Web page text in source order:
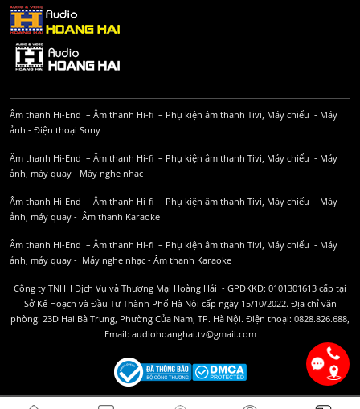
Âm thanh Hi-End – Âm thanh Hi-fi – Phụ kiện âm thanh Tivi, Máy chiếu - Máy
ảnh - Điện thoại Sony
Âm thanh Hi-End – Âm thanh Hi-fi – Phụ kiện âm thanh Tivi, Máy chiếu - Máy
ảnh, máy quay - Máy nghe nhạc
Âm thanh Hi-End – Âm thanh Hi-fi – Phụ kiện âm thanh Tivi, Máy chiếu - Máy
ảnh, máy quay - Âm thanh Karaoke
Âm thanh Hi-End – Âm thanh Hi-fi – Phụ kiện âm thanh Tivi, Máy chiếu - Máy
ảnh, máy quay - Máy nghe nhạc - Âm thanh Karaoke
Công ty TNHH Dịch Vụ và Thương Mại Hoàng Hải - GPĐKKD: 0101301613 cấp tại
Sở Kế Hoạch và Đầu Tư Thành Phố Hà Nội cấp ngày 15/10/2022. Địa chỉ văn
phòng: 23D Hai Bà Trưng, Phường Cửa Nam, TP. Hà Nội. Điện thoại: 0828.826.688,
Email: audiohoanghai.tv@gmail.com